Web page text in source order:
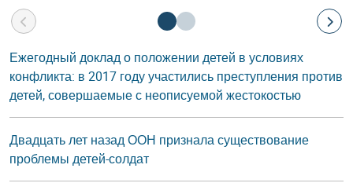
Ежегодный доклад о положении детей в условиях
конфликта: в 2017 году участились преступления против
детей, совершаемые с неописуемой жестокостью
Двадцать лет назад ООН признала существование
проблемы детей-солдат